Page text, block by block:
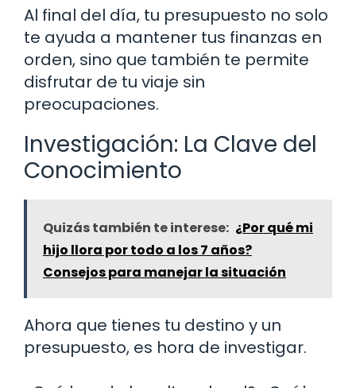
Al final del día, tu presupuesto no solo
te ayuda a mantener tus finanzas en
orden, sino que también te permite
disfrutar de tu viaje sin
preocupaciones.
Investigación: La Clave del
Conocimiento
Quizás también te interese: ¿Por qué mi
hijo llora por todo a los 7 años?
Consejos para manejar la situación
Ahora que tienes tu destino y un
presupuesto, es hora de investigar.